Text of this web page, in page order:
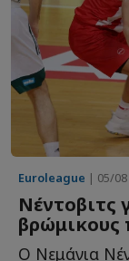
Euroleague | 05/
Νέντοβιτς
βρώμικους